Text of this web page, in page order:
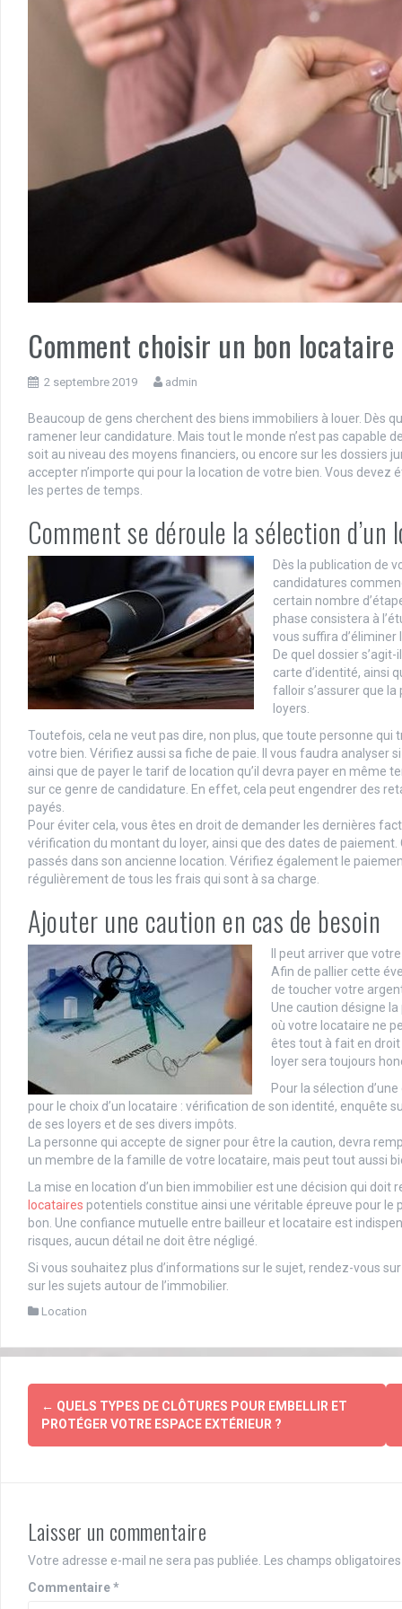
Comment choisir un bon
2 septembre 2019 admin
Beaucoup de gens cherchent des biens immobiliers à louer. Dès
ramener leur candidature. Mais tout le monde n’est pas capable
soit au niveau des moyens financiers, ou encore sur les dossiers
accepter n’importe qui pour la location de votre bien. Vous
les pertes de temps.
Comment se déroule la sélection d’un
Dès la publication de
candidatures
certain nombre
phase consistera à
vous suffira
De quel dossier
carte d’identité, ainsi
falloir s’assurer que
loyers.
Toutefois, cela ne veut pas dire, non plus, que toute personne
votre bien. Vérifiez aussi sa fiche de paie. Il vous faudra analyser
ainsi que de payer le tarif de location qu’il devra payer en même
sur ce genre de candidature. En effet, cela peut engendrer des
payés.
Pour éviter cela, vous êtes en droit de demander les dernières
vérification du montant du loyer, ainsi que des dates de
passés dans son ancienne location. Vérifiez également le
régulièrement de tous les frais qui sont à sa charge.
Ajouter une caution en cas de besoin
Il peut arriver que
Afin de pallier cette
de toucher votre
Une caution désigne
où votre locataire ne
êtes tout à fait en droit
loyer sera toujours
Pour la sélection
pour le choix d’un locataire : vérification de son identité, enquête
de ses loyers et de ses divers impôts.
La personne qui accepte de signer pour être la caution, devra
un membre de la famille de votre locataire, mais peut tout aussi
La mise en location d’un bien immobilier est une décision qui
locataires potentiels constitue ainsi une véritable épreuve pour
bon. Une confiance mutuelle entre bailleur et locataire est
risques, aucun détail ne doit être négligé.
Si vous souhaitez plus d’informations sur le sujet, rendez-vous
sur les sujets autour de l’immobilier.
Location
Post
navigation
← QUELS TYPES DE CLÔTURES POUR EMBELLIR ET
PROTÉGER VOTRE ESPACE EXTÉRIEUR ?
Laisser un commentaire
Votre adresse e-mail ne sera pas publiée. Les champs
Commentaire*